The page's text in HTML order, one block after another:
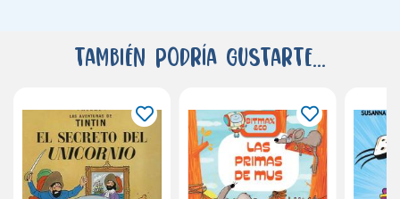
También podría gustarte...